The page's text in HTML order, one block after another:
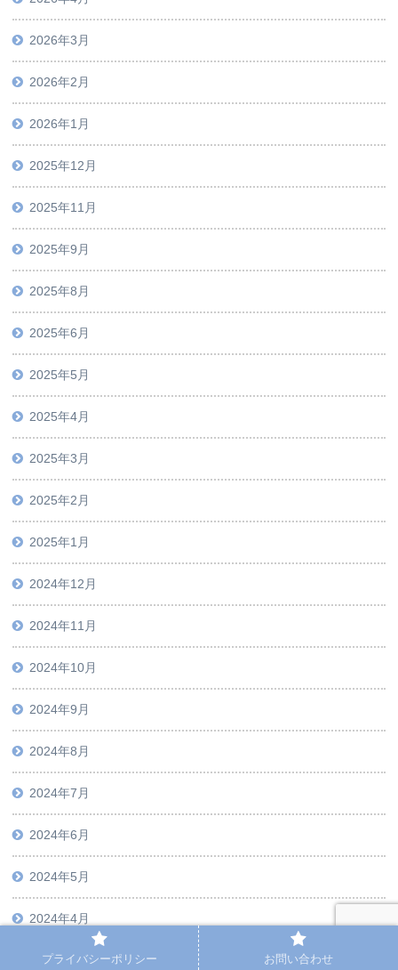
2026年3月
2026年2月
2026年1月
2025年12月
2025年11月
2025年9月
2025年8月
2025年6月
2025年5月
2025年4月
2025年3月
2025年2月
2025年1月
2024年12月
2024年11月
2024年10月
2024年9月
2024年8月
2024年7月
2024年6月
2024年5月
2024年4月
2024年3月
プライバシーポリシー お問い合わせ